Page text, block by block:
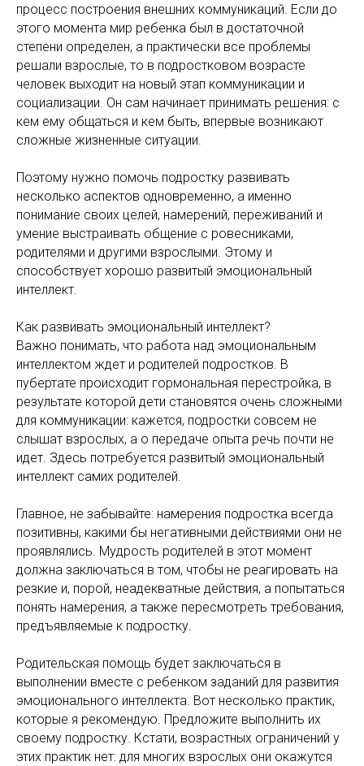
процесс построения внешних коммуникаций. Если до
этого момента мир ребенка был в достаточной
степени определен, а практически все проблемы
решали взрослые, то в подростковом возрасте
человек выходит на новый этап коммуникации и
социализации. Он сам начинает принимать решения: с
кем ему общаться и кем быть, впервые возникают
сложные жизненные ситуации.
Поэтому нужно помочь подростку развивать
несколько аспектов одновременно, а именно
понимание своих целей, намерений, переживаний и
умение выстраивать общение с ровесниками,
родителями и другими взрослыми. Этому и
способствует хорошо развитый эмоциональный
интеллект.
Как развивать эмоциональный интеллект?
Важно понимать, что работа над эмоциональным
интеллектом ждет и родителей подростков. В
пубертате происходит гормональная перестройка, в
результате которой дети становятся очень сложными
для коммуникации: кажется, подростки совсем не
слышат взрослых, а о передаче опыта речь почти не
идет. Здесь потребуется развитый эмоциональный
интеллект самих родителей.
Главное, не забывайте: намерения подростка всегда
позитивны, какими бы негативными действиями они не
проявлялись. Мудрость родителей в этот момент
должна заключаться в том, чтобы не реагировать на
резкие и, порой, неадекватные действия, а попытаться
понять намерения, а также пересмотреть требования,
предъявляемые к подростку.
Родительская помощь будет заключаться в
выполнении вместе с ребенком заданий для развития
эмоционального интеллекта. Вот несколько практик,
которые я рекомендую. Предложите выполнить их
своему подростку. Кстати, возрастных ограничений у
этих практик нет: для многих взрослых они окажутся